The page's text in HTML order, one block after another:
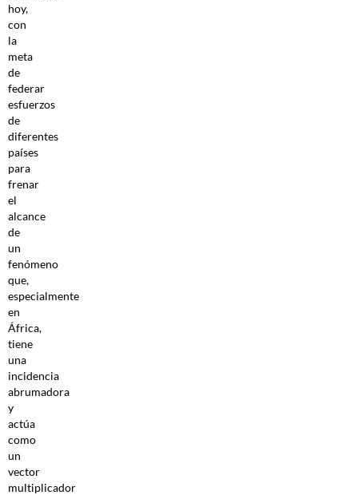
hoy,
con
la
meta
de
federar
esfuerzos
de
diferentes
países
para
frenar
el
alcance
de
un
fenómeno
que,
especialmente
en
África,
tiene
una
incidencia
abrumadora
y
actúa
como
un
vector
multiplicador